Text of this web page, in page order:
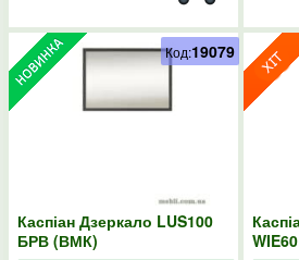
Каспіан Дзеркало LUS100
БРВ (ВМК)
Код:19079